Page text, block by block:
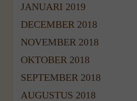
JANUARI 2019
DECEMBER 2018
NOVEMBER 2018
OKTOBER 2018
SEPTEMBER 2018
AUGUSTUS 2018